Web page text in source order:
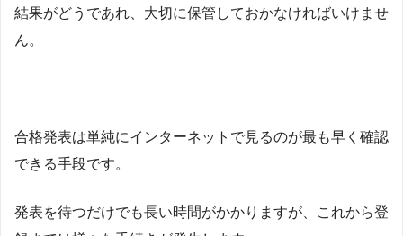
結果がどうであれ、大切に保管しておかなければいけませ
ん。
合格発表は単純にインターネットで見るのが最も早く確認
できる手段です。
発表を待つだけでも長い時間がかかりますが、これから登